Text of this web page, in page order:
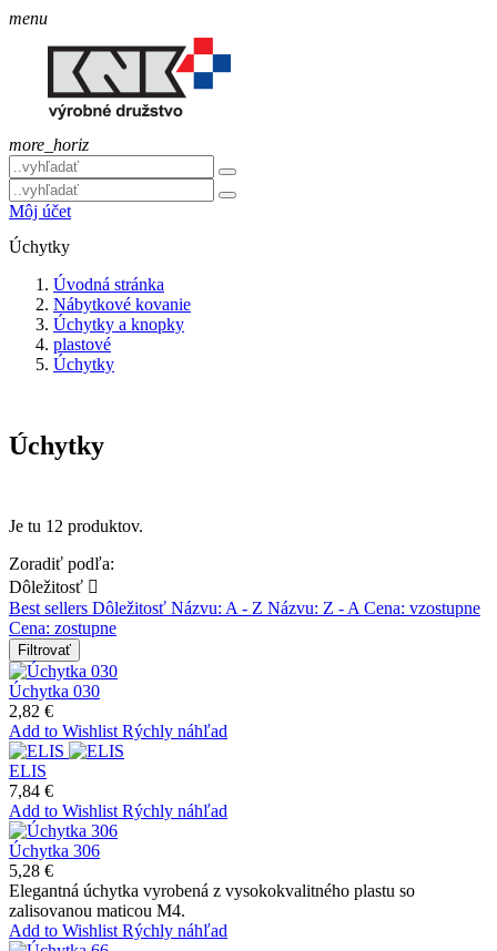
menu
more_horiz
Môj účet
Úchytky
Úvodná stránka
Nábytkové kovanie
Úchytky a knopky
plastové
Úchytky
Úchytky
Je tu 12 produktov.
Zoradiť podľa:
Dôležitosť 
Best sellers Dôležitosť Názvu: A - Z Názvu: Z - A Cena: vzostupne
Cena: zostupne
Filtrovať
Úchytka 030
2,82 €
Add to Wishlist Rýchly náhľad
ELIS
7,84 €
Add to Wishlist Rýchly náhľad
Úchytka 306
5,28 €
Elegantná úchytka vyrobená z vysokokvalitného plastu so
zalisovanou maticou M4.
Add to Wishlist Rýchly náhľad